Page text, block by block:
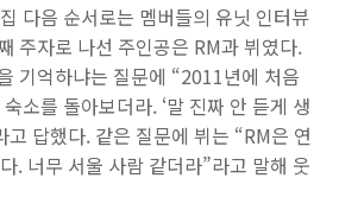
다음 순서로는 멤버들의 유닛 인터뷰
주자로 나선 주인공은 RM과 뷔였다.
기억하냐는 질문에 “2011년에 처음
소를 돌아보더라. ‘말 진짜 안 듣게 생
고 답했다. 같은 질문에 뷔는 “RM은 연
. 너무 서울 사람 같더라”라고 말해 웃